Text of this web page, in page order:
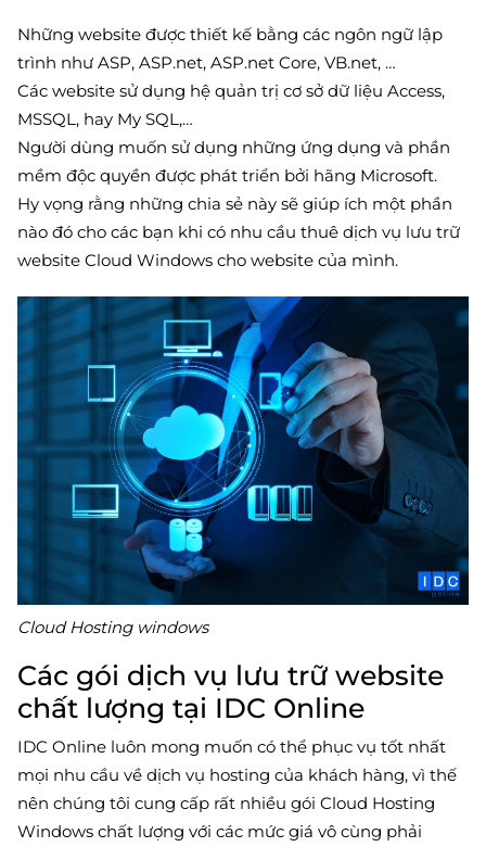
Những website được thiết kế bằng các ngôn ngữ lập
trình như ASP, ASP.net, ASP.net Core, VB.net, …
Các website sử dụng hệ quản trị cơ sở dữ liệu Access,
MSSQL, hay My SQL,…
Người dùng muốn sử dụng những ứng dụng và phần
mềm độc quyền được phát triển bởi hãng Microsoft.
Hy vọng rằng những chia sẻ này sẽ giúp ích một phần
nào đó cho các bạn khi có nhu cầu thuê dịch vụ lưu trữ
website Cloud Windows cho website của mình.
Cloud Hosting windows
Các gói dịch vụ lưu trữ website
chất lượng tại IDC Online
IDC Online luôn mong muốn có thể phục vụ tốt nhất
mọi nhu cầu về dịch vụ hosting của khách hàng, vì thế
nên chúng tôi cung cấp rất nhiều gói Cloud Hosting
Windows chất lượng với các mức giá vô cùng phải